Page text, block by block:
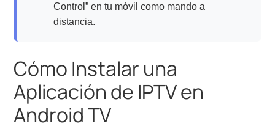
Control” en tu móvil como mando a
distancia.
Cómo Instalar una
Aplicación de IPTV en
Android TV